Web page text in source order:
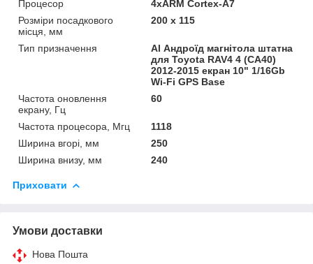
Процесор
4хARM Cortex-A7
Розміри посадкового
місця, мм
200 х 115
Тип призначення
Al Андроїд магнітола штатна
для Toyota RAV4 4 (CA40)
2012-2015 екран 10" 1/16Gb
Wi-Fi GPS Base
Частота оновлення
екрану, Гц
60
Частота процесора, Мгц
1118
Ширина вгорі, мм
250
Ширина внизу, мм
240
Приховати
Умови доставки
Нова Пошта